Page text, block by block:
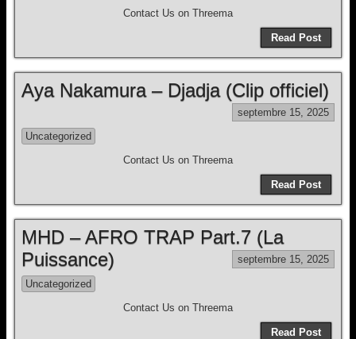
Contact Us on Threema
Read Post
Aya Nakamura – Djadja (Clip officiel)
septembre 15, 2025
Uncategorized
Contact Us on Threema
Read Post
MHD – AFRO TRAP Part.7 (La
Puissance)
septembre 15, 2025
Uncategorized
Contact Us on Threema
Read Post